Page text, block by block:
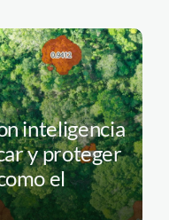
inteligencia
y proteger
el